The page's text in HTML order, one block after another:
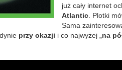
już cały internet
Atlantic . Plotki
Sama
przy okazji i co najwyżej „ na